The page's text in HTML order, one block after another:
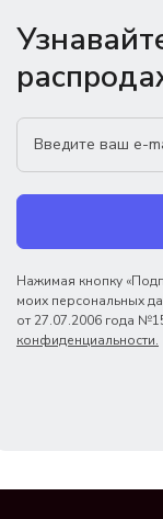
Нажимая кнопку
моих персональных
от 27.07.2006 года
конфиденциальности.